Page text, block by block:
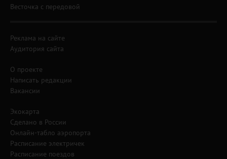
Весточка с передовой
Реклама на сайте
Аудитория сайта
О проекте
Написать редакции
Вакансии
Экокарта
Сделано в России
Онлайн-табло аэропорта
Расписание электричек
Расписание поездов